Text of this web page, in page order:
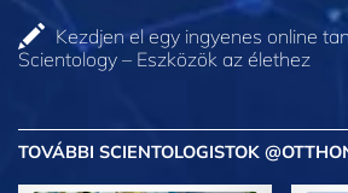
Kezdjen el egy ingyenes online
Scientology – Eszközök az élethez
TOVÁBBI SCIENTOLOGISTOK